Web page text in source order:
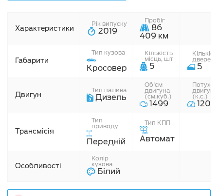
Характеристики
Рік випуску
2019
Пробіг
86
409 км
Габарити
Тип кузова
Кросовер
Кiлькiсть
мiсць, шт
5 5
Двигун
Тип палива
Дизель
Об'єм
двигуна
(см.куб.)
1499
двигуна
(к.с.)
120
Трансмісія
Тип
приводу
Передній
Тип КПП
Автомат
Особливості
Колір
кузова
Білий